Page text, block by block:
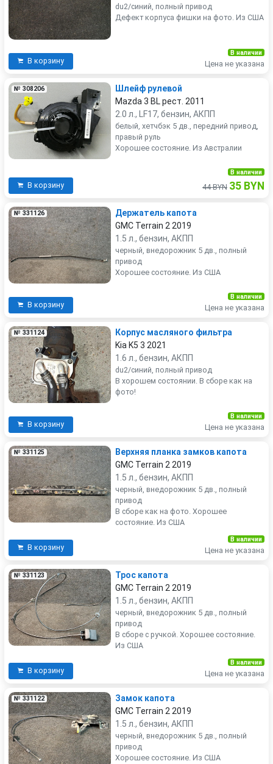
du2/синий, полный привод
Дефект корпуса фишки на фото. Из США
В корзину
В наличии
Цена не указана
№ 308206
Шлейф рулевой
Mazda 3 BL рест. 2011
2.0 л., LF17, бензин, АКПП
белый, хетчбэк 5 дв., передний привод,
правый руль
Хорошее состояние. Из Австралии
В корзину
В наличии
44 BYN 35 BYN
№ 331126
Держатель капота
GMC Terrain 2 2019
1.5 л., бензин, АКПП
черный, внедорожник 5 дв., полный
привод
Хорошее состояние. Из США
В корзину
В наличии
Цена не указана
№ 331124
Корпус масляного фильтра
Kia K5 3 2021
1.6 л., бензин, АКПП
du2/синий, полный привод
В хорошем состоянии. В сборе как на
фото!
В корзину
В наличии
Цена не указана
№ 331125
Верхняя планка замков капота
GMC Terrain 2 2019
1.5 л., бензин, АКПП
черный, внедорожник 5 дв., полный
привод
В сборе как на фото. Хорошее
состояние. Из США
В корзину
В наличии
Цена не указана
№ 331123
Трос капота
GMC Terrain 2 2019
1.5 л., бензин, АКПП
черный, внедорожник 5 дв., полный
привод
В сборе с ручкой. Хорошее состояние.
Из США
В корзину
В наличии
Цена не указана
№ 331122
Замок капота
GMC Terrain 2 2019
1.5 л., бензин, АКПП
черный, внедорожник 5 дв., полный
привод
Хорошее состояние. Из США